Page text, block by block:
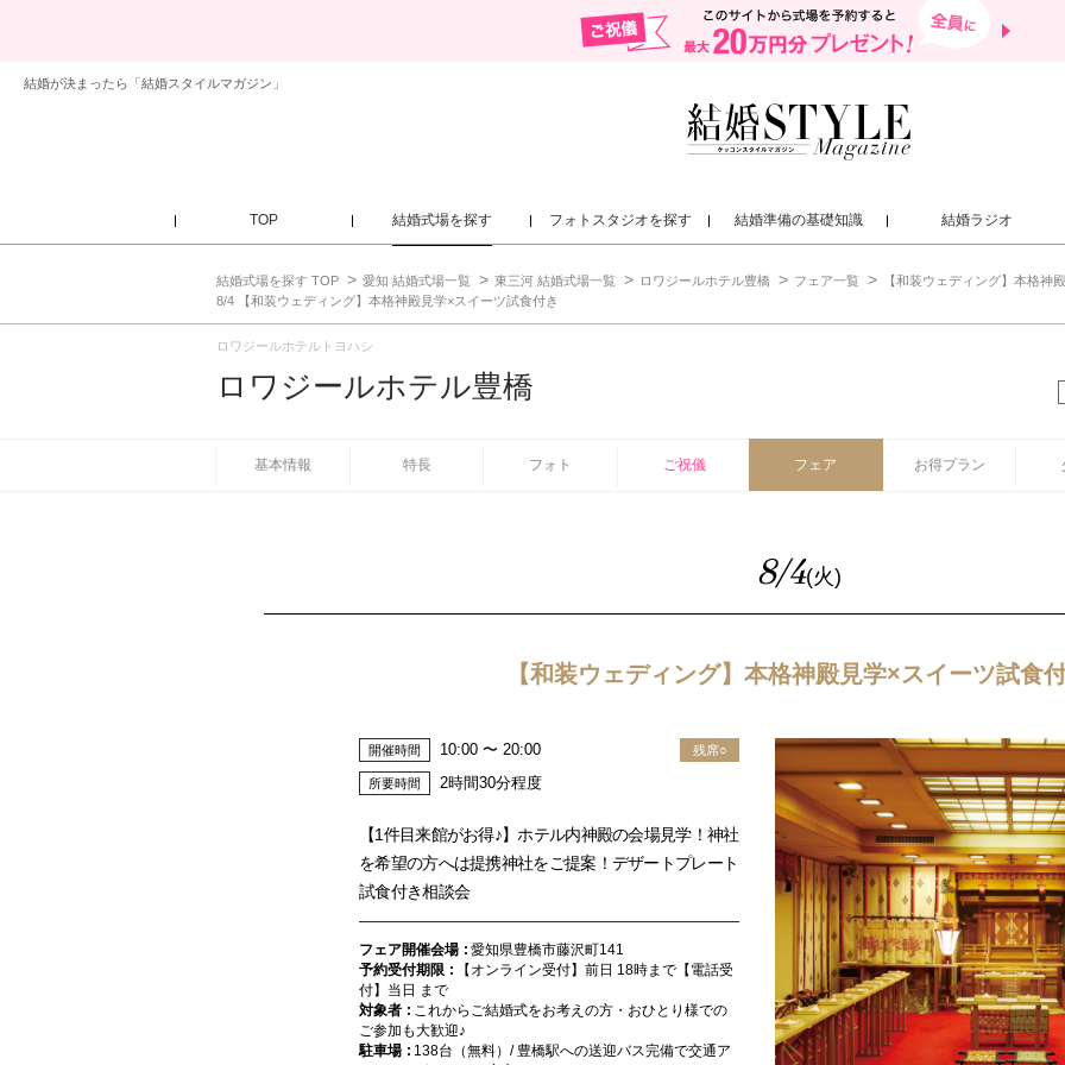
結婚が決まったら「結婚スタイルマガジン」
TOP 結婚式場を探す フォトスタジオを探す 結婚準備の基礎知識 結婚ラジオ
結婚式場を探す TOP 愛知 結婚式場一覧 東三河 結婚式場一覧 ロワジールホテル豊橋 フェア一覧
【和装ウェディング】本格神
8/4 【和装ウェディング】本格神殿見学×スイーツ試食付き
ロワジールホテルトヨハシ
ロワジールホテル豊橋
基本情報 特長 フォト ご祝儀 フェア お得プラン
8/4(火)
【和装ウェディング】本格神殿見学×スイーツ試食
開催時間 10:00 〜 20:00
所要時間 2時間30分程度
残席○
【1件目来館がお得♪】ホテル内神殿の会場見学！神社
を希望の方へは提携神社をご提案！デザートプレート
試食付き相談会
フェア開催会場
愛知県豊橋市藤沢町141
予約受付期限
【オンライン受付】前日 18時まで【電話受
付】当日 まで
対象者
これからご結婚式をお考えの方・おひとり様での
ご参加も大歓迎♪
駐車場
138台（無料）/ 豊橋駅への送迎バス完備で交通ア